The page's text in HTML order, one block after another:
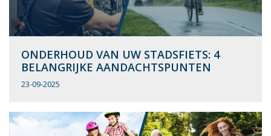
ONDERHOUD VAN UW STADSFIETS: 4
BELANGRIJKE AANDACHTSPUNTEN
23-09-2025